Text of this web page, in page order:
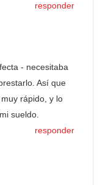
responder
- necesitaba
Así que
rápido, y lo
sueldo.
responder